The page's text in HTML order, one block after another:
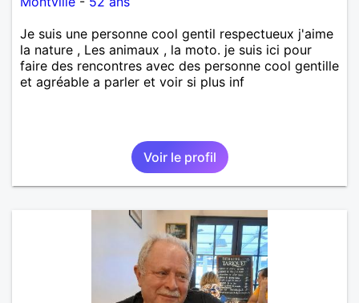
Je suis une personne cool gentil respectueux j'aime
la nature , Les animaux , la moto. je suis ici pour
faire des rencontres avec des personne cool gentille
et agréable a parler et voir si plus inf
Voir le profil